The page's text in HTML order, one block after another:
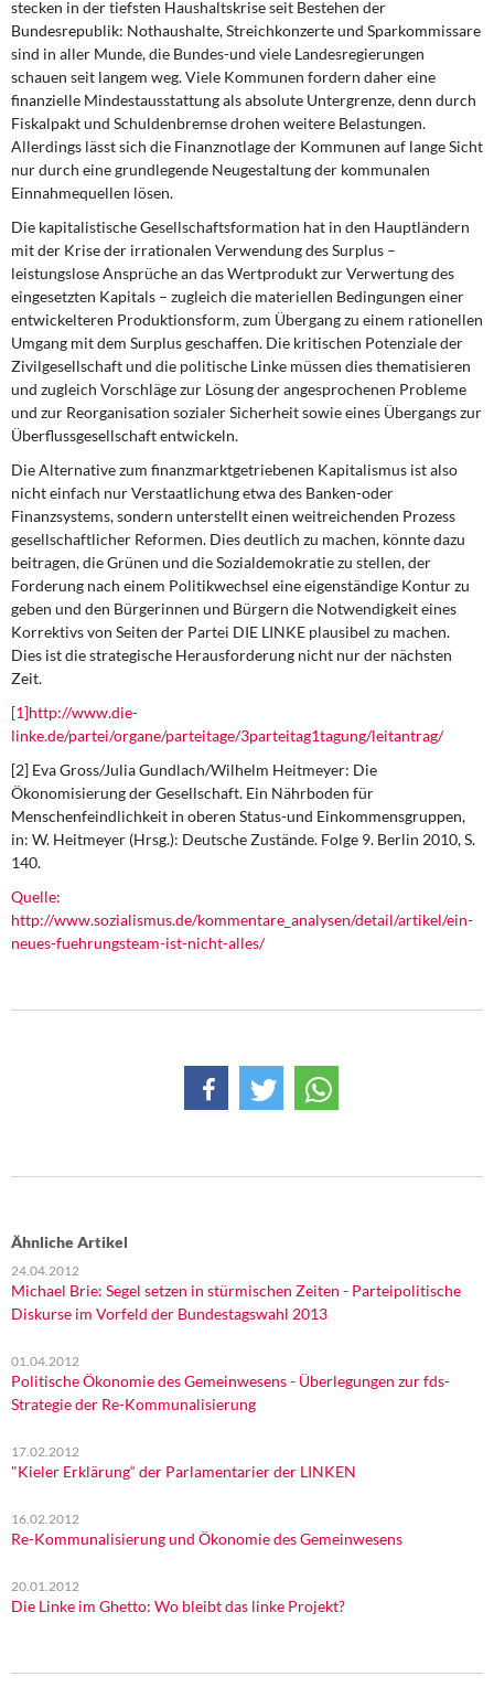
stecken in der tiefsten Haushaltskrise seit Bestehen der
Bundesrepublik: Nothaushalte, Streichkonzerte und Sparkommissare
sind in aller Munde, die Bundes-und viele Landesregierungen
schauen seit langem weg. Viele Kommunen fordern daher eine
finanzielle Mindestausstattung als absolute Untergrenze, denn durch
Fiskalpakt und Schuldenbremse drohen weitere Belastungen.
Allerdings lässt sich die Finanznotlage der Kommunen auf lange Sicht
nur durch eine grundlegende Neugestaltung der kommunalen
Einnahmequellen lösen.
Die kapitalistische Gesellschaftsformation hat in den Hauptländern
mit der Krise der irrationalen Verwendung des Surplus –
leistungslose Ansprüche an das Wertprodukt zur Verwertung des
eingesetzten Kapitals – zugleich die materiellen Bedingungen einer
entwickelteren Produktionsform, zum Übergang zu einem rationellen
Umgang mit dem Surplus geschaffen. Die kritischen Potenziale der
Zivilgesellschaft und die politische Linke müssen dies thematisieren
und zugleich Vorschläge zur Lösung der angesprochenen Probleme
und zur Reorganisation sozialer Sicherheit sowie eines Übergangs zur
Überflussgesellschaft entwickeln.
Die Alternative zum finanzmarktgetriebenen Kapitalismus ist also
nicht einfach nur Verstaatlichung etwa des Banken-oder
Finanzsystems, sondern unterstellt einen weitreichenden Prozess
gesellschaftlicher Reformen. Dies deutlich zu machen, könnte dazu
beitragen, die Grünen und die Sozialdemokratie zu stellen, der
Forderung nach einem Politikwechsel eine eigenständige Kontur zu
geben und den Bürgerinnen und Bürgern die Notwendigkeit eines
Korrektivs von Seiten der Partei DIE LINKE plausibel zu machen.
Dies ist die strategische Herausforderung nicht nur der nächsten
Zeit.
[1]http://www.die-
linke.de/partei/organe/parteitage/3parteitag1tagung/leitantrag/
[2] Eva Gross/Julia Gundlach/Wilhelm Heitmeyer: Die
Ökonomisierung der Gesellschaft. Ein Nährboden für
Menschenfeindlichkeit in oberen Status-und Einkommensgruppen,
in: W. Heitmeyer (Hrsg.): Deutsche Zustände. Folge 9. Berlin 2010, S.
140.
Quelle:
http://www.sozialismus.de/kommentare_analysen/detail/artikel/ein-
neues-fuehrungsteam-ist-nicht-alles/
Ähnliche Artikel
24.04.2012
Michael Brie: Segel setzen in stürmischen Zeiten - Parteipolitische
Diskurse im Vorfeld der Bundestagswahl 2013
01.04.2012
Politische Ökonomie des Gemeinwesens - Überlegungen zur fds-
Strategie der Re-Kommunalisierung
17.02.2012
"Kieler Erklärung“ der Parlamentarier der LINKEN
16.02.2012
Re-Kommunalisierung und Ökonomie des Gemeinwesens
20.01.2012
Die Linke im Ghetto: Wo bleibt das linke Projekt?